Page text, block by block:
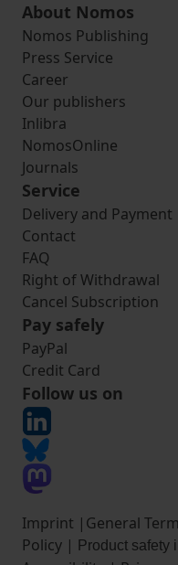
About Nomos
Nomos Publishing
Press Service
Career
Our publishers
Inlibra
NomosOnline
Journals
Service
Delivery and Payment
Contact
FAQ
Right of Withdrawal
Cancel Subscription
Pay safely
PayPal
Credit Card
Follow us on
Imprint | General
Policy | Product safety